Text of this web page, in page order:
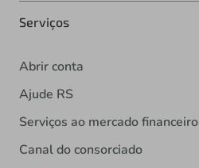
Serviços
Abrir conta
Ajude RS
Serviços ao mercado financeiro
Canal do consorciado